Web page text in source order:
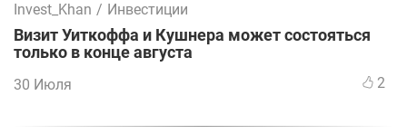
Invest_Khan / Инвестиции
Визит Уиткоффа и Кушнера может состояться
только в конце августа
30 Июля 2